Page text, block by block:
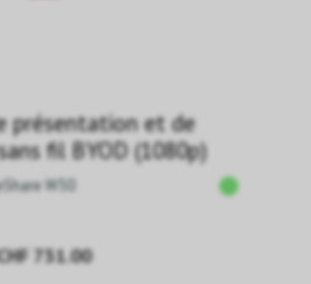
présentation et de
fil BYOD (1080p)
W50
731.00